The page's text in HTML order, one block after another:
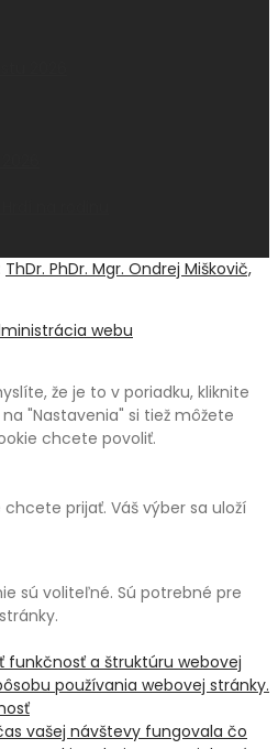
ThDr. PhDr. Mgr. Ondrej Miškovič,
webu
že je to v poriadku, kliknite
"Nastavenia" si tiež môžete
chcete povoliť.
prijať. Váš výber sa uloží
sú voliteľné. Sú potrebné pre
funkčnosť a štruktúru webovej
používania webovej stránky.
vašej návštevy fungovala čo